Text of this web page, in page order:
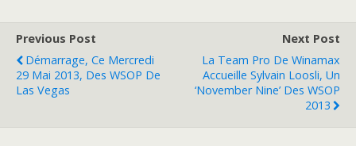
Previous Post
Démarrage, Ce Mercredi
29 Mai 2013, Des WSOP De
Las Vegas
Next Post
La Team Pro De Winamax
Accueille Sylvain Loosli, Un
‘November Nine’ Des WSOP
2013